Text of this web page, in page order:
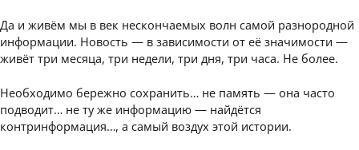
Да и живём мы в век нескончаемых волн самой разнородной
информации. Новость — в зависимости от её значимости —
живёт три месяца, три недели, три дня, три часа. Не более.
Необходимо бережно сохранить… не память — она часто
подводит… не ту же информацию — найдётся
контринформация…, а самый воздух этой истории.